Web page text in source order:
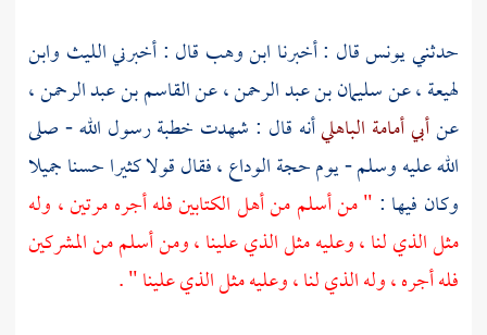
حدثنييونسقال : أخبرنا ابن وهب قال : أخبرنيالليث وابن
لهيعة، عنسليمان بن عبد الرحمن، عنالقاسم بن عبد الرحمن،
عنأبي أمامة الباهليأنه قال : شهدت خطبة رسول الله - صلى
الله عليه وسلم - يوم حجة الوداع ، فقال قولا كثيرا حسنا جميلا
وكان فيها : " من أسلم من أهل الكتابين فله أجره مرتين ، وله
مثل الذي لنا ، وعليه مثل الذي علينا ، ومن أسلم من المشركين
فله أجره ، وله الذي لنا ، وعليه مثل الذي علينا " .